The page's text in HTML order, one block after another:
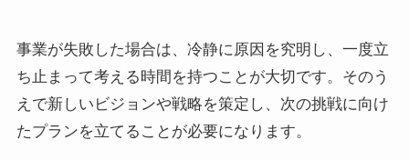
事業が失敗した場合は、冷静に原因を究明し、一度立
ち止まって考える時間を持つことが大切です。そのう
えで新しいビジョンや戦略を策定し、次の挑戦に向け
たプランを立てることが必要になります。